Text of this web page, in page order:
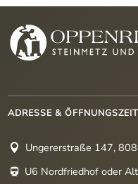
ADRESSE &
 Ungererstraße 147,
 U6 Nordfriedhof oder